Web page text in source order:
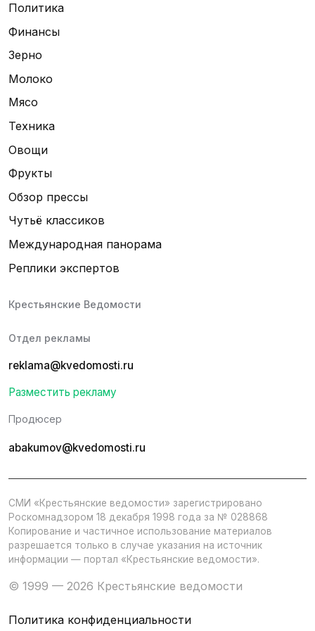
Политика
Финансы
Зерно
Молоко
Мясо
Техника
Овощи
Фрукты
Обзор прессы
Чутьё классиков
Международная панорама
Реплики экспертов
Крестьянские Ведомости
Отдел рекламы
reklama@kvedomosti.ru
Разместить рекламу
Продюсер
abakumov@kvedomosti.ru
СМИ «Крестьянские ведомости» зарегистрировано
Роскомнадзором 18 декабря 1998 года за № 028868
Копирование и частичное использование материалов
разрешается только в случае указания на источник
информации — портал «Крестьянские ведомости».
© 1999 — 2026 Крестьянские ведомости
Политика конфиденциальности